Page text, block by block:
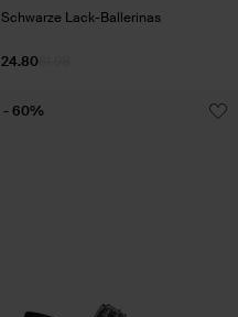
Schwarze Lack-Ballerinas
24.80
- 60%